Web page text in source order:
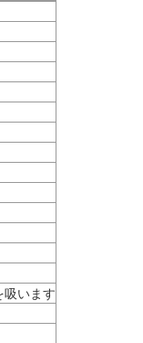
います